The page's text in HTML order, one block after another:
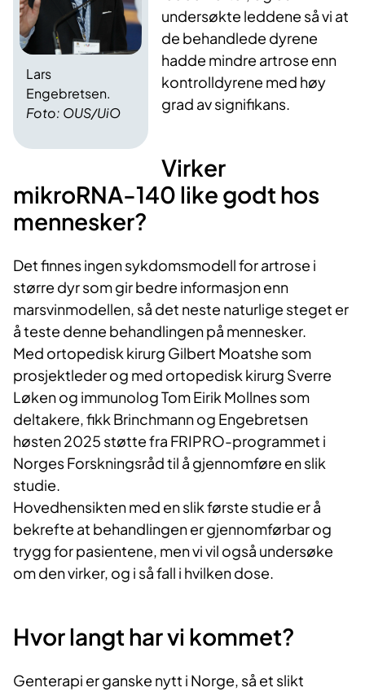
Foto: OUS/UiO
Lars
Engebretsen.
undersøkte leddene så vi at
de behandlede dyrene
hadde mindre artrose enn
kontrolldyrene med høy
grad av signifikans.
Virker
mikroRNA-140 like godt hos
mennesker?
Det finnes ingen sykdomsmodell for artrose i
større dyr som gir bedre informasjon enn
marsvinmodellen, så det neste naturlige steget er
å teste denne behandlingen på mennesker.
Med ortopedisk kirurg Gilbert Moatshe som
prosjektleder og med ortopedisk kirurg Sverre
Løken og immunolog Tom Eirik Mollnes som
deltakere, fikk Brinchmann og Engebretsen
høsten 2025 støtte fra FRIPRO-programmet i
Norges Forskningsråd til å gjennomføre en slik
studie.
Hovedhensikten med en slik første studie er å
bekrefte at behandlingen er gjennomførbar og
trygg for pasientene, men vi vil også undersøke
om den virker, og i så fall i hvilken dose.
Hvor langt har vi kommet?
Genterapi er ganske nytt i Norge, så et slikt